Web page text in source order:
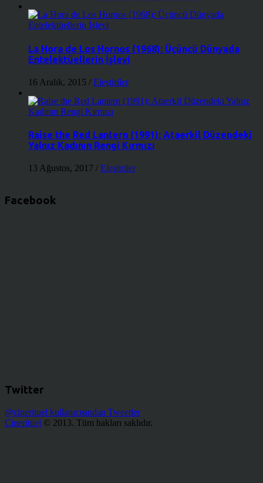
La Hora de Los Hornos (1968): Üçüncü Dünyada
Entelektüellerin İşlevi
16 Aralık, 2015 / Eleştiriler
Raise the Red Lantern (1991): Ataerkil Düzendeki
Yalnız Kadının Rengi Kırmızı
13 Ağustos, 2017 / Eleştiriler
Facebook
Twitter
@cinerituel kullanıcısından Tweetler
Cineritüel © 2013. Tüm hakları saklıdır.